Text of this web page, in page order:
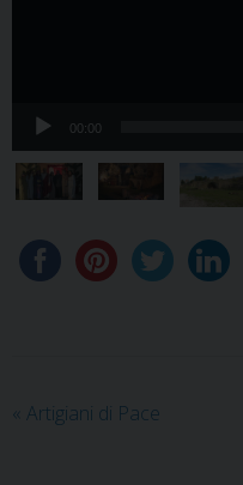
00:00
« Artigiani di Pace